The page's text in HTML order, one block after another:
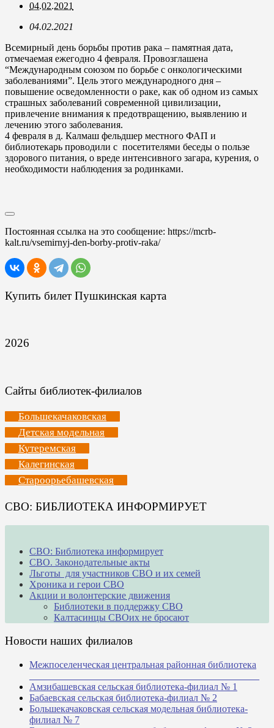
04.02.2021
04.02.2021
Всемирный день борьбы против рака – памятная дата,
отмечаемая ежегодно 4 февраля. Провозглашена
“Международным союзом по борьбе с онкологическими
заболеваниями”. Цель этого международного дня –
повышение осведомленности о раке, как об одном из самых
страшных заболеваний современной цивилизации,
привлечение внимания к предотвращению, выявлению и
лечению этого заболевания.
4 февраля в д. Калмаш фельдшер местного ФАП и
библиотекарь проводили с посетителями беседы о пользе
здорового питания, о вреде интенсивного загара, курения, о
необходимости наблюдения за родинками.
Постоянная ссылка на это сообщение: https://mcrb-
kalt.ru/vsemirnyj-den-borby-protiv-raka/
Купить билет Пушкинская карта
2026
Сайты библиотек-филиалов
Большекачаковская
Детская модельная
Кутеремская
Калегинская
Староорьебашевская
СВО: БИБЛИОТЕКА ИНФОРМИРУЕТ
СВО: Библиотека информирует
СВО. Законодательные акты
Льготы для участников СВО и их семей
Хроника и герои СВО
Акции и волонтерские движения
Библиотеки в поддержку СВО
Калтасинцы СВОих не бросают
Новости наших филиалов
Межпоселенческая центральная районная библиотека
Амзибашевская сельская библиотека-филиал № 1
Бабаевская сельская библиотека-филиал № 2
Большекачаковская сельская модельная библиотека-
филиал № 7